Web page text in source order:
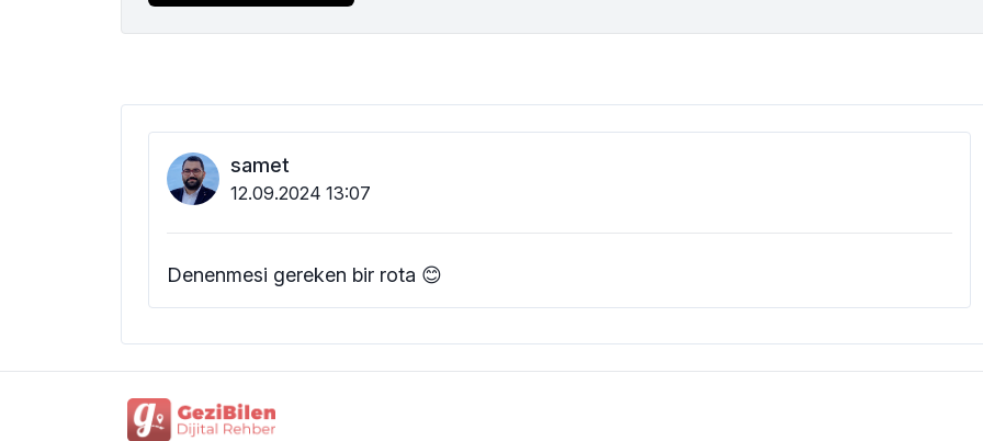
samet
12.09.2024 13:07
Denenmesi gereken bir rota 😊